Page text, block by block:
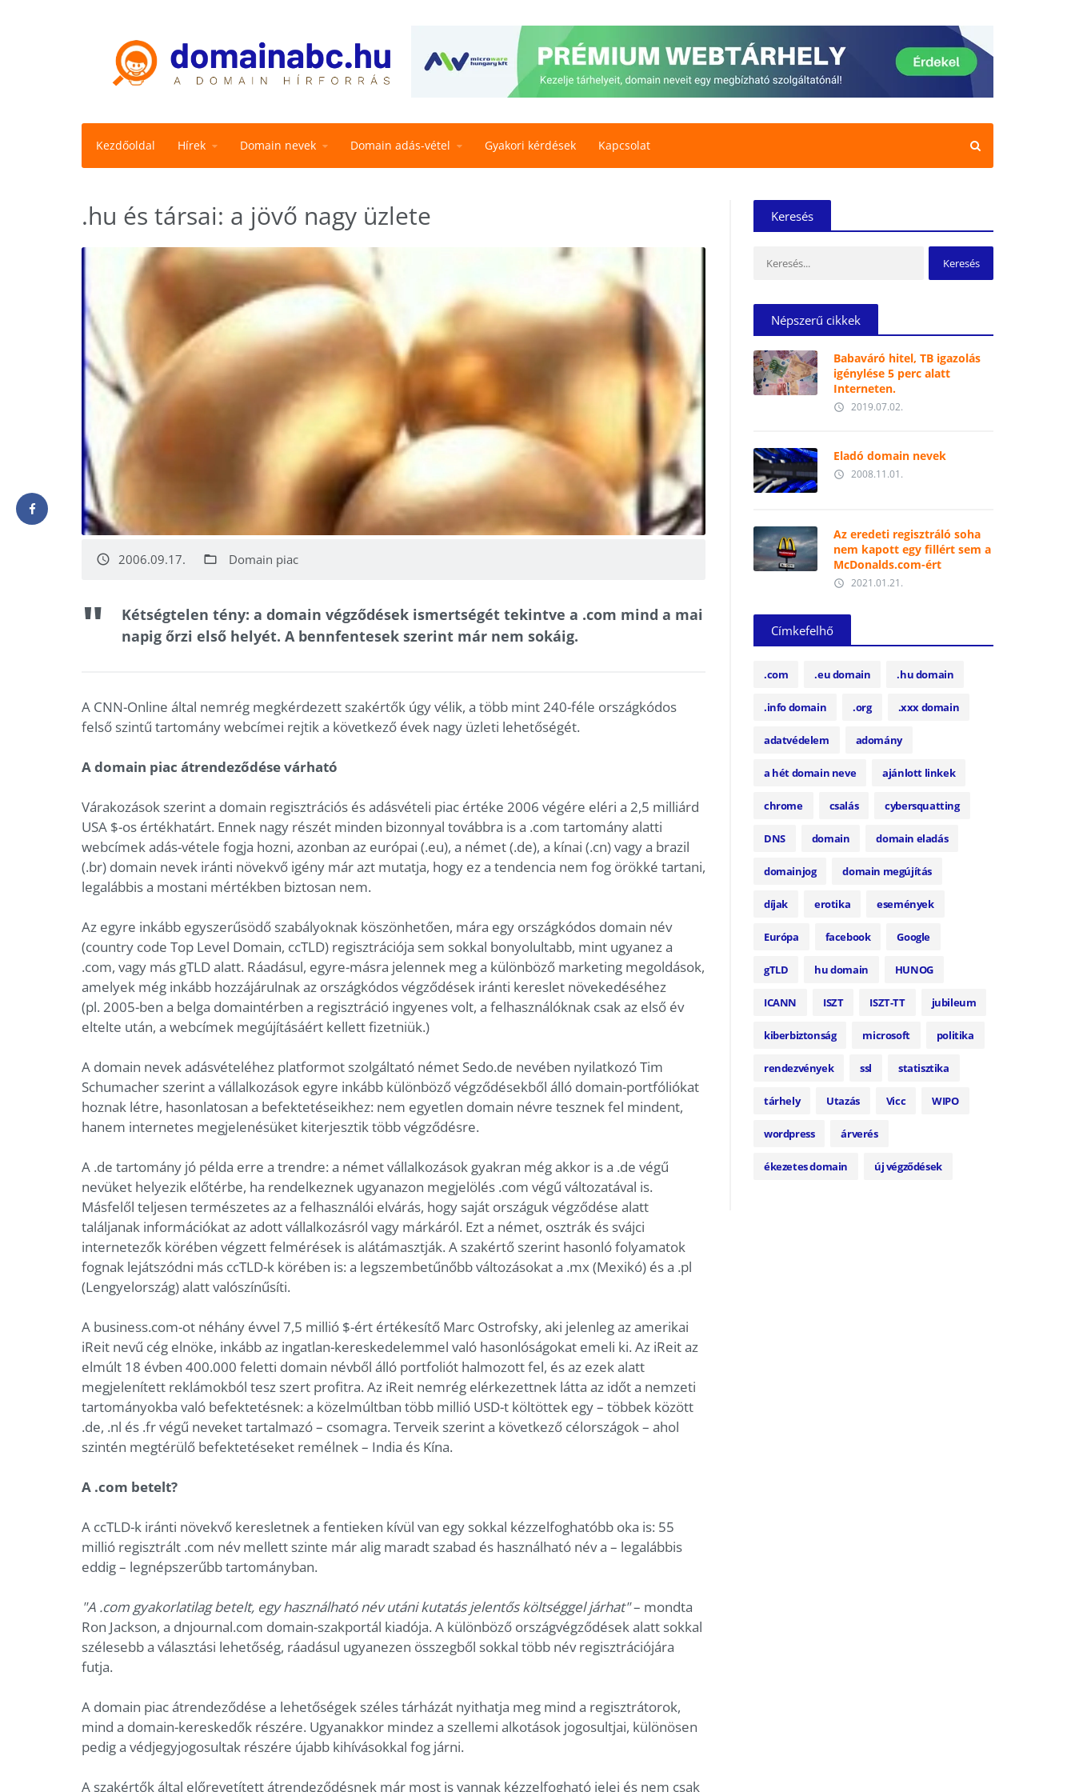
Kezdőoldal Hírek Domain nevek Domain adás-vétel Gyakori kérdések Kapcsolat
.hu és társai: a jövő nagy üzlete
access_time 2006.09.17. folder_open Domain piac
Kétségtelen tény: a domain végződések ismertségét tekintve a .com mind a mai
napig őrzi első helyét. A bennfentesek szerint már nem sokáig.
A CNN-Online által nemrég megkérdezett szakértők úgy vélik, a több mint 240-féle országkódos
felső szintű tartomány webcímei rejtik a következő évek nagy üzleti lehetőségét.
A domain piac átrendeződése várható
Várakozások szerint a domain regisztrációs és adásvételi piac értéke 2006 végére eléri a 2,5 milliárd
USA $-os értékhatárt. Ennek nagy részét minden bizonnyal továbbra is a .com tartomány alatti
webcímek adás-vétele fogja hozni, azonban az európai (.eu), a német (.de), a kínai (.cn) vagy a brazil
(.br) domain nevek iránti növekvő igény már azt mutatja, hogy ez a tendencia nem fog örökké tartani,
legalábbis a mostani mértékben biztosan nem.
Az egyre inkább egyszerűsödő szabályoknak köszönhetően, mára egy országkódos domain név
(country code Top Level Domain, ccTLD) regisztrációja sem sokkal bonyolultabb, mint ugyanez a
.com, vagy más gTLD alatt. Ráadásul, egyre-másra jelennek meg a különböző marketing megoldások,
amelyek még inkább hozzájárulnak az országkódos végződések iránti kereslet növekedéséhez
(pl. 2005-ben a belga domaintérben a regisztráció ingyenes volt, a felhasználóknak csak az első év
eltelte után, a webcímek megújításáért kellett fizetniük.)
A domain nevek adásvételéhez platformot szolgáltató német Sedo.de nevében nyilatkozó Tim
Schumacher szerint a vállalkozások egyre inkább különböző végződésekből álló domain-portfóliókat
hoznak létre, hasonlatosan a befektetéseikhez: nem egyetlen domain névre tesznek fel mindent,
hanem internetes megjelenésüket kiterjesztik több végződésre.
A .de tartomány jó példa erre a trendre: a német vállalkozások gyakran még akkor is a .de végű
nevüket helyezik előtérbe, ha rendelkeznek ugyanazon megjelölés .com végű változatával is.
Másfelől teljesen természetes az a felhasználói elvárás, hogy saját országuk végződése alatt
találjanak információkat az adott vállalkozásról vagy márkáról. Ezt a német, osztrák és svájci
internetezők körében végzett felmérések is alátámasztják. A szakértő szerint hasonló folyamatok
fognak lejátszódni más ccTLD-k körében is: a legszembetűnőbb változásokat a .mx (Mexikó) és a .pl
(Lengyelország) alatt valószínűsíti.
A business.com-ot néhány évvel 7,5 millió $-ért értékesítő Marc Ostrofsky, aki jelenleg az amerikai
iReit nevű cég elnöke, inkább az ingatlan-kereskedelemmel való hasonlóságokat emeli ki. Az iReit az
elmúlt 18 évben 400.000 feletti domain névből álló portfoliót halmozott fel, és az ezek alatt
megjelenített reklámokból tesz szert profitra. Az iReit nemrég elérkezettnek látta az időt a nemzeti
tartományokba való befektetésnek: a közelmúltban több millió USD-t költöttek egy – többek között
.de, .nl és .fr végű neveket tartalmazó – csomagra. Terveik szerint a következő célországok – ahol
szintén megtérülő befektetéseket remélnek – India és Kína.
A .com betelt?
A ccTLD-k iránti növekvő keresletnek a fentieken kívül van egy sokkal kézzelfoghatóbb oka is: 55
millió regisztrált .com név mellett szinte már alig maradt szabad és használható név a – legalábbis
eddig – legnépszerűbb tartományban.
"A .com gyakorlatilag betelt, egy használható név utáni kutatás jelentős költséggel járhat"– mondta
Ron Jackson, a dnjournal.com domain-szakportál kiadója. A különböző országvégződések alatt sokkal
szélesebb a választási lehetőség, ráadásul ugyanezen összegből sokkal több név regisztrációjára
futja.
A domain piac átrendeződése a lehetőségek széles tárházát nyithatja meg mind a regisztrátorok,
mind a domain-kereskedők részére. Ugyanakkor mindez a szellemi alkotások jogosultjai, különösen
pedig a védjegyjogosultak részére újabb kihívásokkal fog járni.
A szakértők által előrevetített átrendeződésnek már most is vannak kézzelfogható jelei és nem csak
Keresés
Népszerű cikkek
Babaváró hitel, TB igazolás
igénylése 5 perc alatt
Interneten.
access_time 2019.07.02.
Eladó domain nevek
access_time 2008.11.01.
Az eredeti regisztráló soha
nem kapott egy fillért sem a
McDonalds.com-ért
access_time 2021.01.21.
Címkefelhő
.com .eu domain .hu domain
.info domain .org .xxx domain
adatvédelem adomány
a hét domain neve ajánlott linkek
chrome csalás cybersquatting
DNS domain domain eladás
domainjog domain megújítás
díjak erotika események
Európa facebook Google
gTLD hu domain HUNOG
ICANN ISZT ISZT-TT jubileum
kiberbiztonság microsoft politika
rendezvények ssl statisztika
tárhely Utazás Vicc WIPO
wordpress árverés
ékezetes domain új végződések